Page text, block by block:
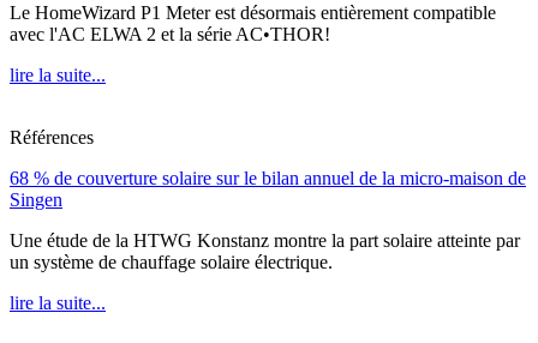
Le HomeWizard P1 Meter est désormais entièrement compatible
avec l'AC ELWA 2 et la série AC•THOR!
lire la suite...
Références
68 % de couverture solaire sur le bilan annuel de la micro-maison de
Singen
Une étude de la HTWG Konstanz montre la part solaire atteinte par
un système de chauffage solaire électrique.
lire la suite...